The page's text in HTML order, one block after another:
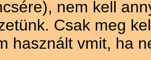
nem kell
Csak meg
használt vmit, ha